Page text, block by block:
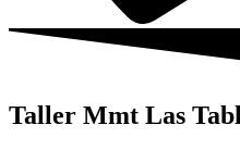
Taller Mmt Las